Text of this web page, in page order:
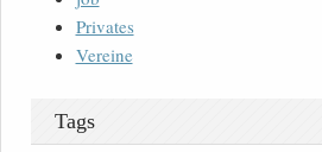
Privates
Vereine
Tags